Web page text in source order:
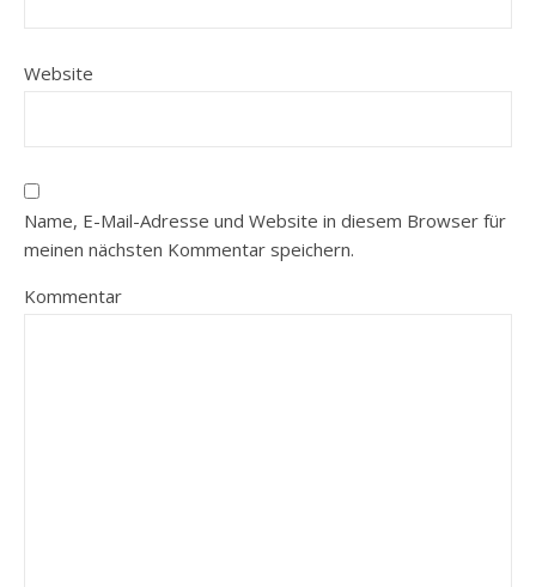
Website
Name, E-Mail-Adresse und Website in diesem Browser für
meinen nächsten Kommentar speichern.
Kommentar